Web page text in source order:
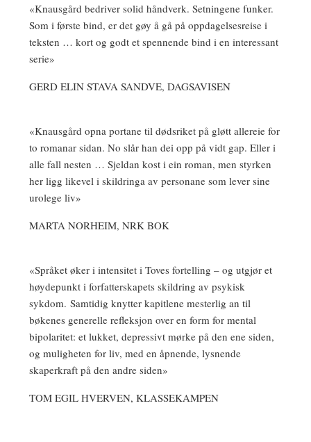
«Knausgård bedriver solid håndverk. Setningene funker.
Som i første bind, er det gøy å gå på oppdagelsesreise i
teksten … kort og godt et spennende bind i en interessant
serie»
GERD ELIN STAVA SANDVE, DAGSAVISEN
«Knausgård opna portane til dødsriket på gløtt allereie for
to romanar sidan. No slår han dei opp på vidt gap. Eller i
alle fall nesten … Sjeldan kost i ein roman, men styrken
her ligg likevel i skildringa av personane som lever sine
urolege liv»
MARTA NORHEIM, NRK BOK
«Språket øker i intensitet i Toves fortelling – og utgjør et
høydepunkt i forfatterskapets skildring av psykisk
sykdom. Samtidig knytter kapitlene mesterlig an til
bøkenes generelle refleksjon over en form for mental
bipolaritet: et lukket, depressivt mørke på den ene siden,
og muligheten for liv, med en åpnende, lysnende
skaperkraft på den andre siden»
TOM EGIL HVERVEN, KLASSEKAMPEN